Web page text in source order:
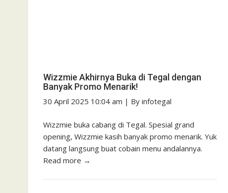
Wizzmie Akhirnya Buka di Tegal dengan
Banyak Promo Menarik!
30 April 2025 10:04 am | By infotegal
Wizzmie buka cabang di Tegal. Spesial grand
opening, Wizzmie kasih banyak promo menarik. Yuk
datang langsung buat cobain menu andalannya.
Read more →